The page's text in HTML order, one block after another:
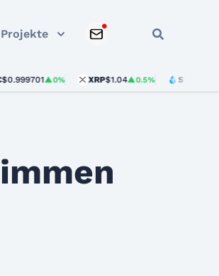
▲0% XRP $1.04▲0.5% STETH$1,920.33